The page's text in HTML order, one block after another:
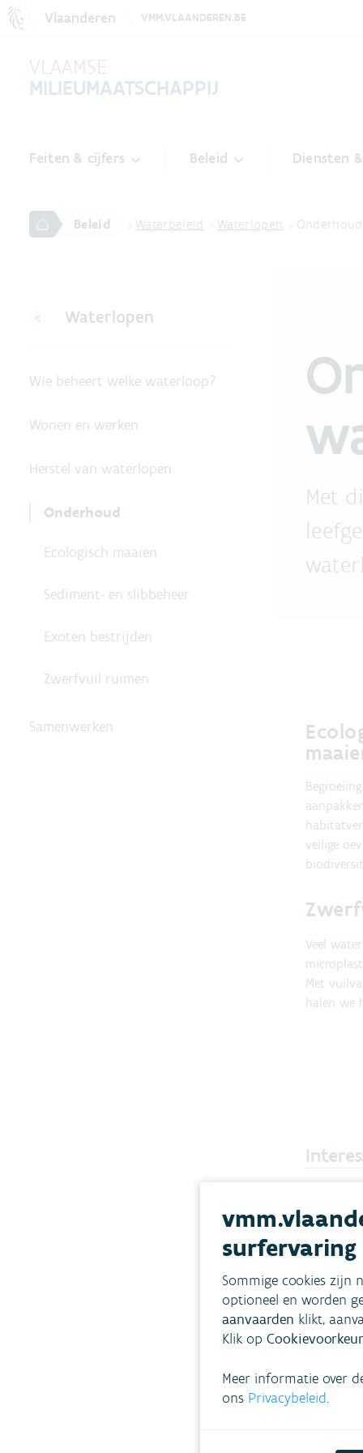
Vlaanderen VMM.VLAANDEREN.BE
VLAAMSE
MILIEUMAATSCHAPPIJ
Feiten & cijfers Beleid Diensten
Beleid Waterbeleid Waterlopen Onderhoud
Waterlopen
Wie beheert welke waterloop?
Wonen en werken
Herstel van waterlopen
Onderhoud
Ecologisch maaien
Sediment- en slibbeheer
Exoten bestrijden
Zwerfvuil ruimen
Samenwerken
Met
veilige
Veel
Met
halen we
Heel
onze
…)
Bekijk
Sommige cookies zijn
optioneel en worden
aanvaarden klikt,
Klik op
Meer informatie over
ons Privacybeleid.